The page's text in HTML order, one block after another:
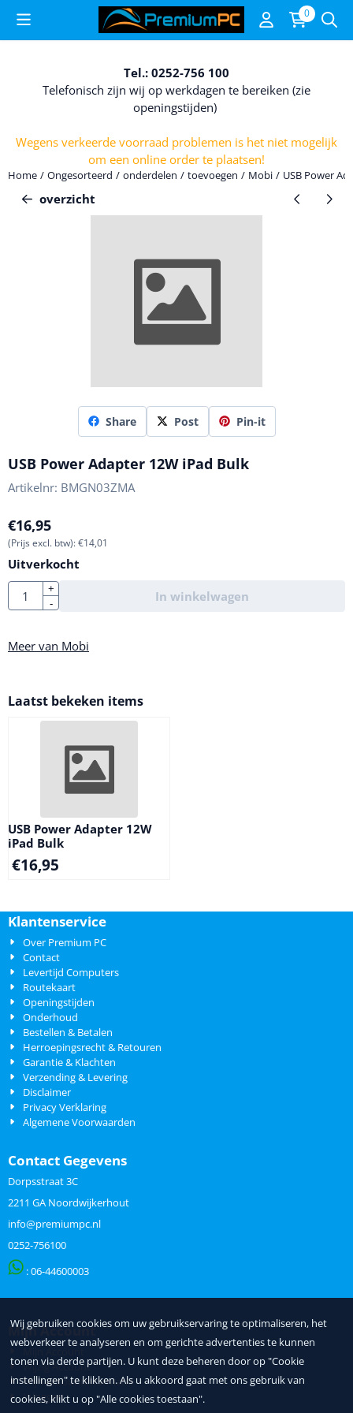
Cookievoorkeuren zijn beschikbaar. Kies instellingen of sta alle
0
Tel.: 0252-756 100
Telefonisch zijn wij op werkdagen te bereiken (zie
openingstijden)
Wegens verkeerde voorraad problemen is het niet mogelijk
om een online order te plaatsen!
Home / Ongesorteerd / onderdelen / toevoegen / Mobi / USB Power
overzicht
Share Post Pin-it
USB Power Adapter 12W iPad Bulk
Artikelnr: BMGN03ZMA
€16,95
(Prijs excl. btw):€14,01
Uitverkocht
Aantal
+
-
In winkelwagen
Meer van Mobi
Laatst bekeken items
USB Power Adapter 12W
iPad Bulk
€16,95
Klantenservice
Over Premium PC
Contact
Levertijd Computers
Routekaart
Openingstijden
Onderhoud
Bestellen & Betalen
Herroepingsrecht & Retouren
Garantie & Klachten
Verzending & Levering
Disclaimer
Privacy Verklaring
Algemene Voorwaarden
Contact Gegevens
Dorpsstraat 3C
2211 GA Noordwijkerhout
info@premiumpc.nl
0252-756100
: 06-44600003
Mijn Account
Wijzig Account
Mijn Accountinformatie
Inloggen
Wij gebruiken cookies om uw gebruikservaring te optimaliseren, het
webverkeer te analyseren en om gerichte advertenties te kunnen
tonen via derde partijen. U kunt deze beheren door op "Cookie
instellingen" te klikken. Als u akkoord gaat met ons gebruik van
cookies, klikt u op "Alle cookies toestaan".